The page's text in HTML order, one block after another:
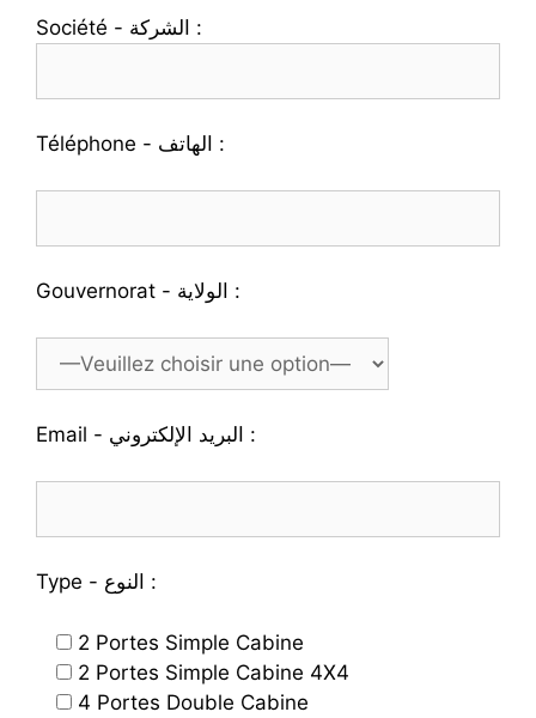
Société - الشركة :
Téléphone - الهاتف :
Gouvernorat - الولاية :
Email - البريد الإلكتروني :
Type - النوع :
2 Portes Simple Cabine
2 Portes Simple Cabine 4X4
4 Portes Double Cabine